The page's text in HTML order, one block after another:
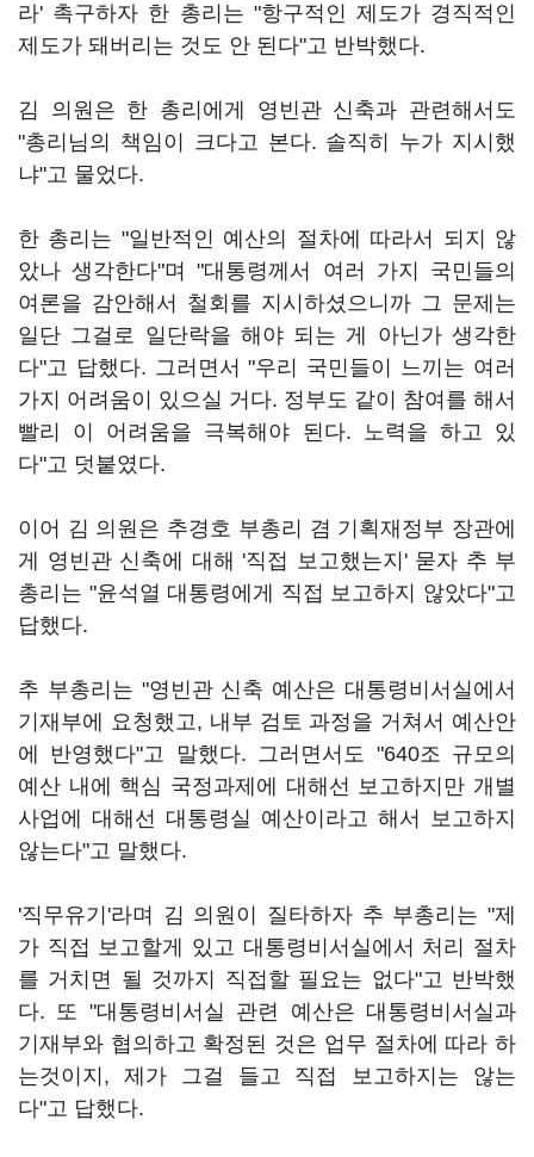
라' 촉구하자 한 총리는 "항구적인 제도가 경직적인
제도가 돼버리는 것도 안 된다"고 반박했다.
김 의원은 한 총리에게 영빈관 신축과 관련해서도
"총리님의 책임이 크다고 본다. 솔직히 누가 지시했
냐"고 물었다.
한 총리는 "일반적인 예산의 절차에 따라서 되지 않
았나 생각한다"며 "대통령께서 여러 가지 국민들의
여론을 감안해서 철회를 지시하셨으니까 그 문제는
일단 그걸로 일단락을 해야 되는 게 아닌가 생각한
다"고 답했다. 그러면서 "우리 국민들이 느끼는 여러
가지 어려움이 있으실 거다. 정부도 같이 참여를 해서
빨리 이 어려움을 극복해야 된다. 노력을 하고 있
다"고 덧붙였다.
이어 김 의원은 추경호 부총리 겸 기획재정부 장관에
게 영빈관 신축에 대해 '직접 보고했는지' 묻자 추 부
총리는 "윤석열 대통령에게 직접 보고하지 않았다"고
답했다.
추 부총리는 "영빈관 신축 예산은 대통령비서실에서
기재부에 요청했고, 내부 검토 과정을 거쳐서 예산안
에 반영했다"고 말했다. 그러면서도 "640조 규모의
예산 내에 핵심 국정과제에 대해선 보고하지만 개별
사업에 대해선 대통령실 예산이라고 해서 보고하지
않는다"고 말했다.
'직무유기'라며 김 의원이 질타하자 추 부총리는 "제
가 직접 보고할게 있고 대통령비서실에서 처리 절차
를 거치면 될 것까지 직접할 필요는 없다"고 반박했
다. 또 "대통령비서실 관련 예산은 대통령비서실과
기재부와 협의하고 확정된 것은 업무 절차에 따라 하
는것이지, 제가 그걸 들고 직접 보고하지는 않는
다"고 답했다.